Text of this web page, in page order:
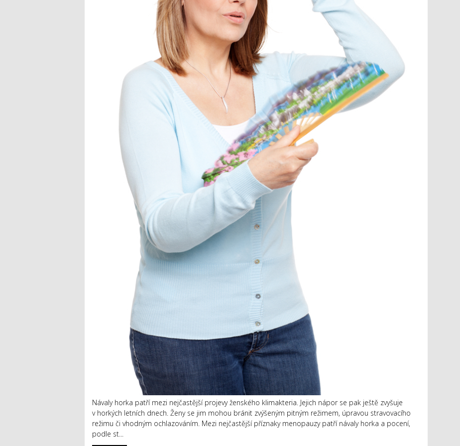
Návaly horka patří mezi nejčastější projevy ženského klimakteria. Jejich nápor se pak ještě zvyšuje
v horkých letních dnech. Ženy se jim mohou bránit zvýšeným pitným režimem, úpravou stravovacího
režimu či vhodným ochlazováním. Mezi nejčastější příznaky menopauzy patří návaly horka a pocení,
podle st...